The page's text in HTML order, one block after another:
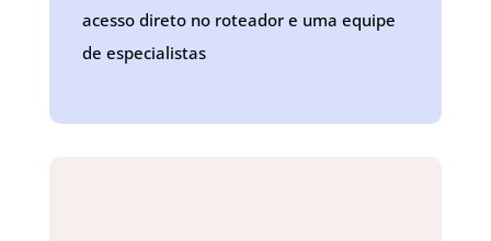
acesso direto no roteador e uma equipe
de especialistas